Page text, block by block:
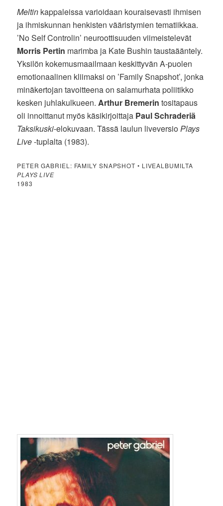
Meltin kappaleissa varioidaan kouraisevasti ihmisen
ja ihmiskunnan henkisten vääristymien tematiikkaa.
’No Self Controlin’ neuroottisuuden viimeistelevät
Morris Pertin marimba ja Kate Bushin taustaääntely.
Yksilön kokemusmaailmaan keskittyvän A-puolen
emotionaalinen kliimaksi on ’Family Snapshot’, jonka
minäkertojan tavoitteena on salamurhata poliitikko
kesken juhlakulkueen.Arthur Bremerin tositapaus
oli innoittanut myös käsikirjoittaja Paul Schraderiä
Taksikuski-elokuvaan. Tässä laulun liveversioPlays
Live-tuplalta (1983).
PETER GABRIEL: FAMILY SNAPSHOT • LIVEALBUMILTA
PLAYS LIVE
1983